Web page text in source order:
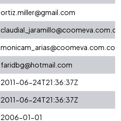
ortiz.miller@gmail.com
claudial_jaramillo@coomeva.com.co
monicam_arias@coomeva.com.co
faridbg@hotmail.com
2011-06-24T21:36:37Z
2011-06-24T21:36:37Z
2006-01-01